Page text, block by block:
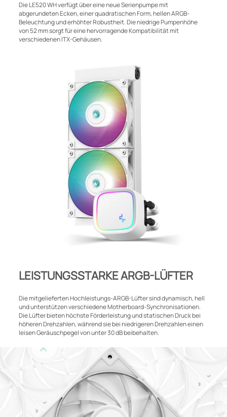
Die LE520 WH verfügt über eine neue Serienpumpe mit
abgerundeten Ecken, einer quadratischen Form, hellen ARGB-
Beleuchtung und erhöhter Robustheit. Die niedrige Pumpenhöhe
von 52 mm sorgt für eine hervorragende Kompatibilität mit
verschiedenen ITX-Gehäusen.
LEISTUNGSSTARKE ARGB-LÜFTER
Die mitgelieferten Hochleistungs-ARGB-Lüfter sind dynamisch, hell
und unterstützen verschiedene Motherboard-Synchronisationen.
Die Lüfter bieten höchste Förderleistung und statischen Druck bei
höheren Drehzahlen, während sie bei niedrigeren Drehzahlen einen
leisen Geräuschpegel von unter 30 dB beibehalten.